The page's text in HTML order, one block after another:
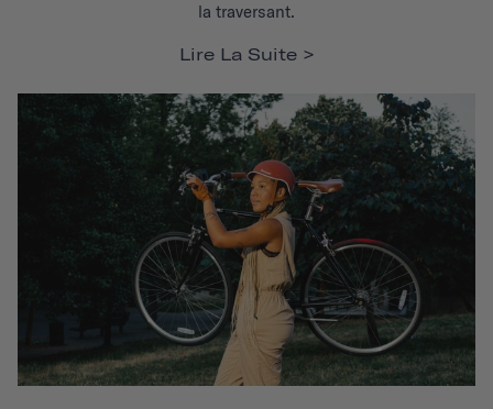
la traversant.
Lire La Suite